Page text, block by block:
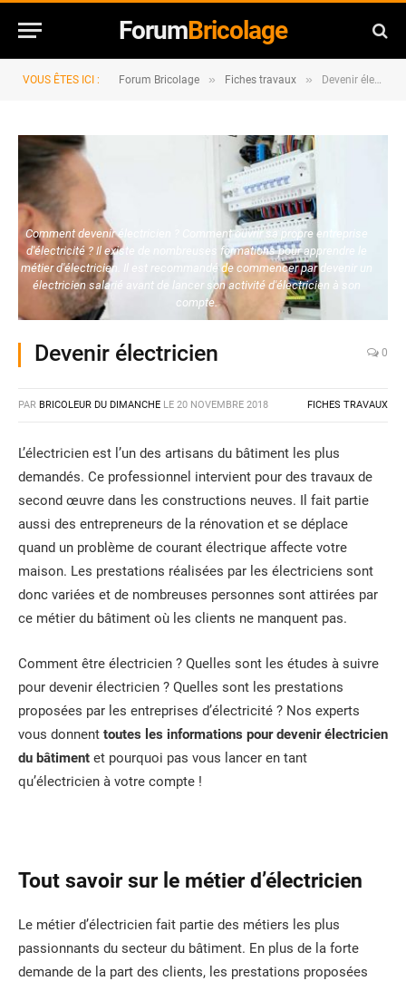
ForumBricolage
VOUS ÊTES ICI : Forum Bricolage » Fiches travaux » Devenir électricien
Comment devenir électricien ? Comment ouvrir sa propre entreprise
d'électricité ? Il existe de nombreuses formations pour apprendre le
métier d'électricien. Il est recommandé de commencer par devenir un
électricien salarié avant de lancer son activité d'électricien à son
compte.
Devenir électricien 0
PAR BRICOLEUR DU DIMANCHE LE 20 NOVEMBRE 2018 FICHES TRAVAUX
L’électricien est l’un des artisans du bâtiment les plus
demandés. Ce professionnel intervient pour des travaux de
second œuvre dans les constructions neuves. Il fait partie
aussi des entrepreneurs de la rénovation et se déplace
quand un problème de courant électrique affecte votre
maison. Les prestations réalisées par les électriciens sont
donc variées et de nombreuses personnes sont attirées par
ce métier du bâtiment où les clients ne manquent pas.
Comment être électricien ? Quelles sont les études à suivre
pour devenir électricien ? Quelles sont les prestations
proposées par les entreprises d’électricité ? Nos experts
vous donnent toutes les informations pour devenir électricien
du bâtiment et pourquoi pas vous lancer en tant
qu’électricien à votre compte !
Tout savoir sur le métier d’électricien
Le métier d’électricien fait partie des métiers les plus
passionnants du secteur du bâtiment. En plus de la forte
demande de la part des clients, les prestations proposées